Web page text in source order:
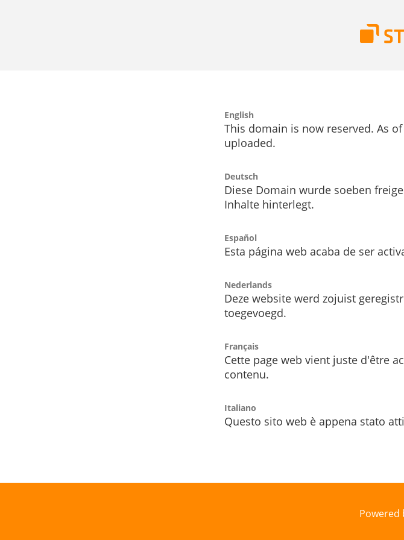
English
This domain is now reserved. As
uploaded.
Deutsch
Diese Domain wurde soeben
Inhalte hinterlegt.
Español
Esta página web acaba de ser
Nederlands
Deze website werd zojuist
toegevoegd.
Français
Cette page web vient juste d'être
contenu.
Italiano
Questo sito web è appena stato
Powered